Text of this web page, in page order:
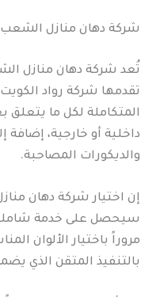
شركة دهان منازل الشعب
تُعد شركة دهان منازل
تقدمها شركة رواد
المتكاملة لكل ما يتعلق
داخلية أو خارجية، إضافة
والديكورات المصاحبة.
إن اختيار شركة دهان
سيحصل على خدمة شاملة
مروراً باختيار الألوان
بالتنفيذ المتقن الذي